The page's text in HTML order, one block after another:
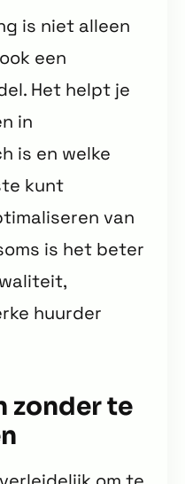
is niet alleen
een
Het helpt je
in
is en welke
kunt
van
is het beter
huurder
zonder te